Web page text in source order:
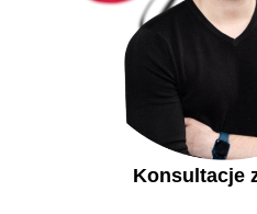
Konsultacje